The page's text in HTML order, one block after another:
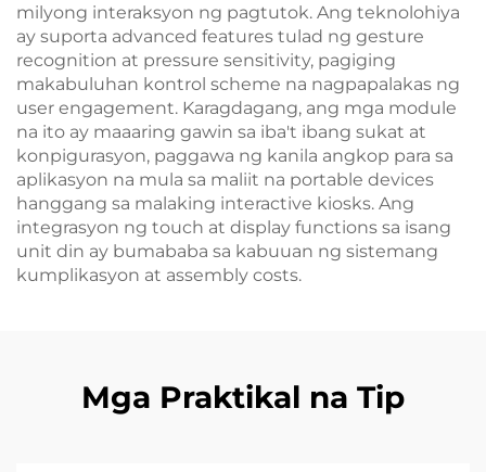
milyong interaksyon ng pagtutok. Ang teknolohiya
ay suporta advanced features tulad ng gesture
recognition at pressure sensitivity, pagiging
makabuluhan kontrol scheme na nagpapalakas ng
user engagement. Karagdagang, ang mga module
na ito ay maaaring gawin sa iba't ibang sukat at
konpigurasyon, paggawa ng kanila angkop para sa
aplikasyon na mula sa maliit na portable devices
hanggang sa malaking interactive kiosks. Ang
integrasyon ng touch at display functions sa isang
unit din ay bumababa sa kabuuan ng sistemang
kumplikasyon at assembly costs.
Mga Praktikal na Tip